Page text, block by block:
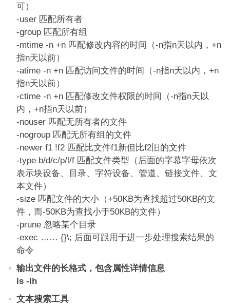
可）
-user 匹配所有者
-group 匹配所有组
-mtime -n +n 匹配修改内容的时间（-n指n天以内，+n
指n天以前）
-atime -n +n 匹配访问文件的时间（-n指n天以内，+n
指n天以前）
-ctime -n +n 匹配修改文件权限的时间（-n指n天以
内，+n指n天以前）
-nouser 匹配无所有者的文件
-nogroup 匹配无所有组的文件
-newer f1 !f2 匹配比文件f1新但比f2旧的文件
-type b/d/c/p/l/f 匹配文件类型（后面的字幕字母依次
表示块设备、目录、字符设备、管道、链接文件、文
本文件）
-size 匹配文件的大小（+50KB为查找超过50KB的文
件，而-50KB为查找小于50KB的文件）
-prune 忽略某个目录
-exec …… {}\; 后面可跟用于进一步处理搜索结果的
命令
输出文件的长格式，包含属性详情信息
ls -lh
文本搜索工具